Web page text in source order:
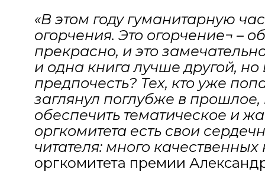
«В этом году гуманитарную
огорчения. Это огорчение¬ –
прекрасно, и это
и одна книга лучше другой,
предпочесть? Тех, кто уже
заглянул поглубже в
обеспечить тематическое и
оргкомитета есть свои
читателя: много качественных
оргкомитета премии